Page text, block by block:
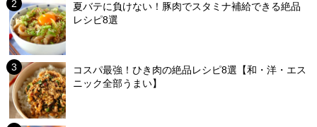
夏バテに負けない！豚肉でスタミナ補給できる絶品
レシピ8選
コスパ最強！ひき肉の絶品レシピ8選【和・洋・エス
ニック全部うまい】